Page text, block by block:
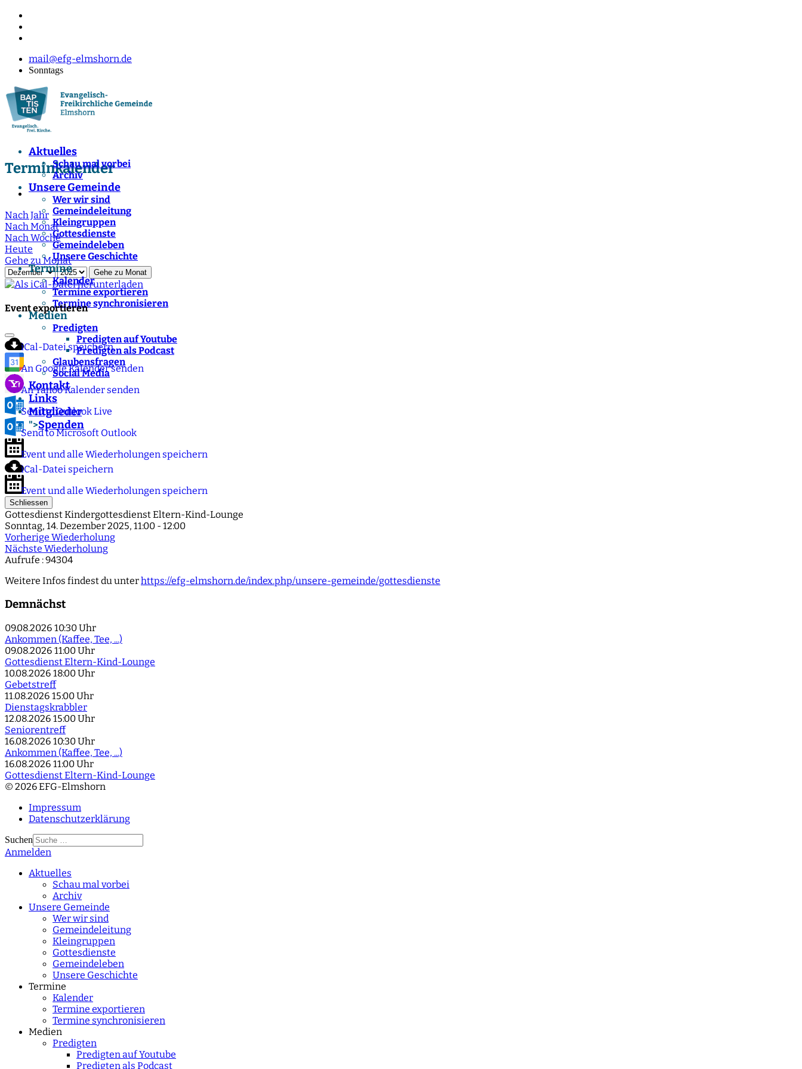
mail@efg-elmshorn.de
Sonntags
Aktuelles
Schau mal vorbei
Archiv
Unsere Gemeinde
Wer wir sind
Gemeindeleitung
Kleingruppen
Gottesdienste
Gemeindeleben
Unsere Geschichte
Termine
Kalender
Termine exportieren
Termine synchronisieren
Medien
Predigten
Predigten auf Youtube
Predigten als Podcast
Glaubensfragen
Social Media
Kontakt
Links
Mitglieder
">Spenden
Terminkalender
Nach Jahr
Nach Monat
Nach Woche
Heute
Gehe zu Monat
Gehe zu Monat
Event exportieren
iCal-Datei speichern
An Google Kalender senden
An Yahoo Kalender senden
Send to Outlook Live
Send to Microsoft Outlook
Event und alle Wiederholungen speichern
iCal-Datei speichern
Event und alle Wiederholungen speichern
Schliessen
Gottesdienst Kindergottesdienst Eltern-Kind-Lounge
Sonntag, 14. Dezember 2025, 11:00 - 12:00
Vorherige Wiederholung
Nächste Wiederholung
Aufrufe : 94304
Weitere Infos findest du unterhttps://efg-elmshorn.de/index.php/unsere-gemeinde/gottesdienste
Demnächst
09.08.2026 10:30 Uhr
Ankommen (Kaffee, Tee, ...)
09.08.2026 11:00 Uhr
Gottesdienst Eltern-Kind-Lounge
10.08.2026 18:00 Uhr
Gebetstreff
11.08.2026 15:00 Uhr
Dienstagskrabbler
12.08.2026 15:00 Uhr
Seniorentreff
16.08.2026 10:30 Uhr
Ankommen (Kaffee, Tee, ...)
16.08.2026 11:00 Uhr
Gottesdienst Eltern-Kind-Lounge
© 2026 EFG-Elmshorn
Impressum
Datenschutzerklärung
Suchen
Type 2 or more
Anmelden
Aktuelles
Schau mal vorbei
Archiv
Unsere Gemeinde
Wer wir sind
Gemeindeleitung
Kleingruppen
Gottesdienste
Gemeindeleben
Unsere Geschichte
Termine
Kalender
Termine exportieren
Termine synchronisieren
Medien
Predigten
Predigten auf Youtube
Predigten als Podcast